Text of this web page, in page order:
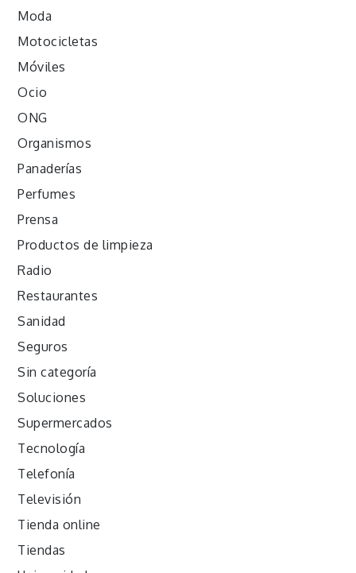
Moda
Motocicletas
Móviles
Ocio
ONG
Organismos
Panaderías
Perfumes
Prensa
Productos de limpieza
Radio
Restaurantes
Sanidad
Seguros
Sin categoría
Soluciones
Supermercados
Tecnología
Telefonía
Televisión
Tienda online
Tiendas